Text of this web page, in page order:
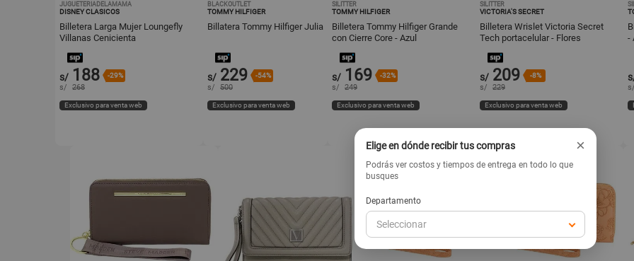
JUGUETERIADELAMAMA
DISNEY CLASICOS
Billetera Larga Mujer Loungefly
Villanas Cenicienta
s/ 188 -29%
s/ 268
Exclusivo para venta web
BLACKOUTLET
TOMMY HILFIGER
Billatera Tommy Hilfiger Julia
s/ 229 -54%
s/ 500
Exclusivo para venta web
SILITTER
TOMMY HILFIGER
Billetera Tommy Hilfiger Grande
con Cierre Core - Azul
s/ 169 -32%
s/ 249
Exclusivo para venta web
SILITTER
VICTORIA'S SECRET
Billetera Wrislet Victoria Secret
Tech portacelular - Flores
s/ 209 -8%
s/ 229
Exclusivo para venta web
-
s/
Elige en dónde recibir tus compras ×
Podrás ver costos y tiempos de entrega en todo lo que
busques
Departamento
Seleccionar